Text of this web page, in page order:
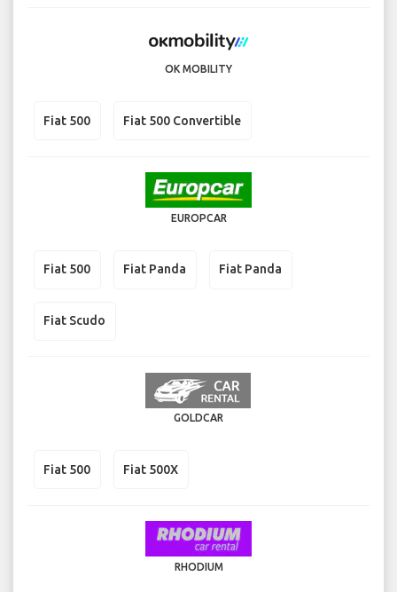
OK MOBILITY
Fiat 500 Fiat 500 Convertible
EUROPCAR
Fiat 500 Fiat Panda Fiat Panda
Fiat Scudo
GOLDCAR
Fiat 500 Fiat 500X
RHODIUM